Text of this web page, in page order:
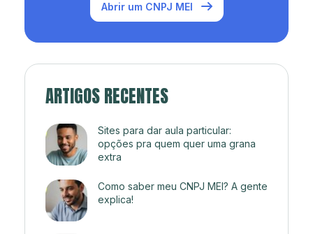
Abrir um CNPJ MEI
ARTIGOS RECENTES
Sites para dar aula particular:
opções pra quem quer uma grana
extra
Como saber meu CNPJ MEI? A gente
explica!